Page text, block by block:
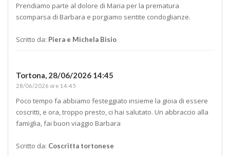
Prendiamo parte al dolore di Maria per la prematura
scomparsa di Barbara e porgiamo sentite condoglianze.
Scritto da: Piera e Michela Bisio
Tortona, 28/06/2026 14:45
28/06/2026 ore 14:45
Poco tempo fa abbiamo festeggiato insieme la gioia di essere
coscritti, e ora, troppo presto, ci hai salutato. Un abbraccio alla
famiglia, fai buon viaggio Barbara
Scritto da: Coscritta tortonese